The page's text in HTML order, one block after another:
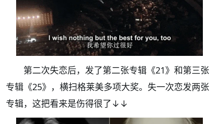
第二次失恋后，发了第二张专辑《21》和第三张
专辑《25》，横扫格莱美多项大奖。失一次恋发两张
专辑，这把看来是伤得很了↓↓